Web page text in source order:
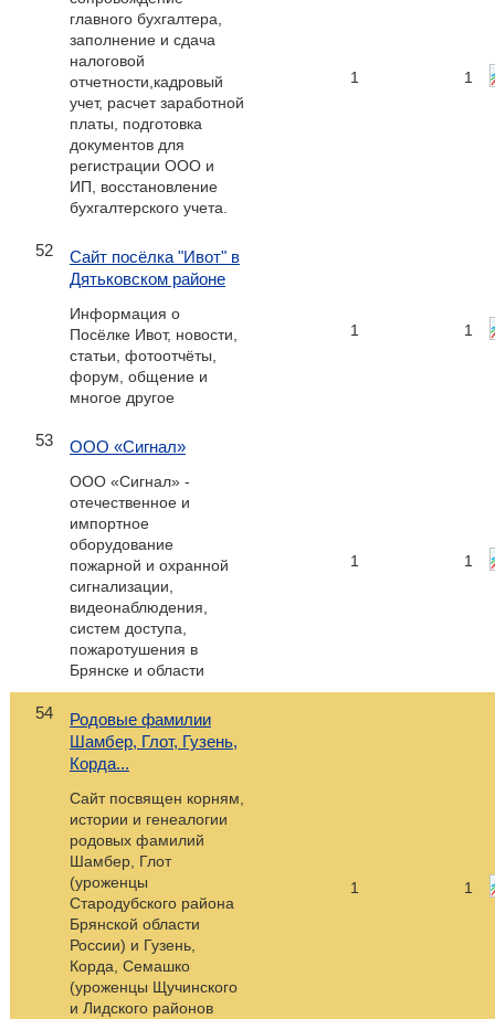
главного бухгалтера,
заполнение и сдача
налоговой
отчетности,кадровый
учет, расчет заработной
платы, подготовка
документов для
регистрации ООО и
ИП, восстановление
бухгалтерского учета.
1 1
52
Сайт посёлка "Ивот" в
Дятьковском районе
Информация о
Посёлке Ивот, новости,
статьи, фотоотчёты,
форум, общение и
многое другое
1 1
53 ООО «Сигнал»
ООО «Сигнал» -
отечественное и
импортное
оборудование
пожарной и охранной
сигнализации,
видеонаблюдения,
систем доступа,
пожаротушения в
Брянске и области
1 1
54
Родовые фамилии
Шамбер, Глот, Гузень,
Корда...
Сайт посвящен корням,
истории и генеалогии
родовых фамилий
Шамбер, Глот
(уроженцы
Стародубского района
Брянской области
России) и Гузень,
Корда, Семашко
(уроженцы Щучинского
и Лидского районов
1 1